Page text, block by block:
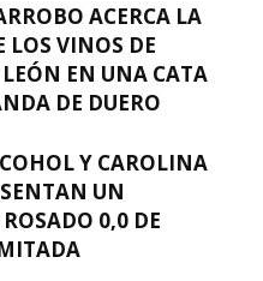
ACERCA LA
LOS VINOS DE
EN UNA CATA
DE DUERO
Y CAROLINA
UN
0,0 DE